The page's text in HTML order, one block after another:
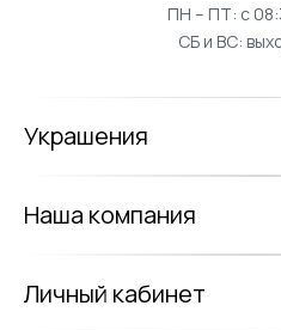
ПН – ПТ: с
СБ и ВС:
Украшения
Наша компания
Личный кабинет